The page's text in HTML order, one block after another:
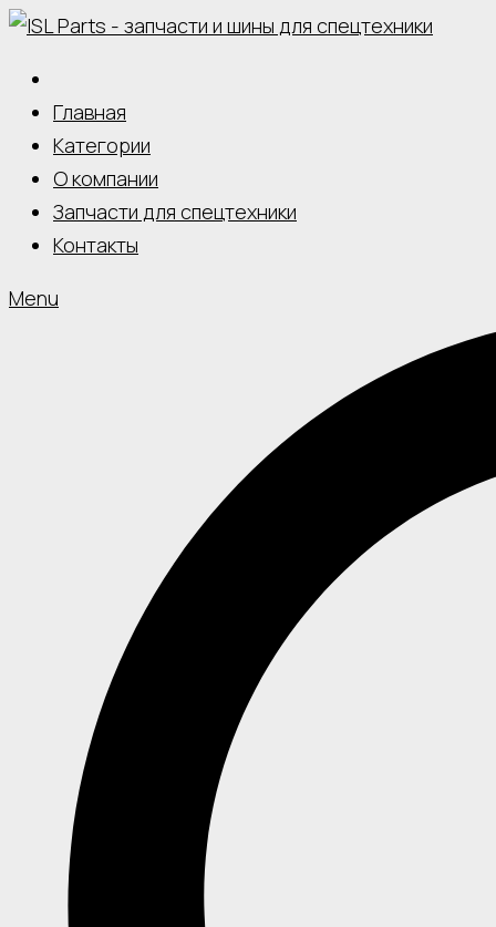
Skip
content
Главная
Категории
О компании
Запчасти для спецтехники
Контакты
Menu